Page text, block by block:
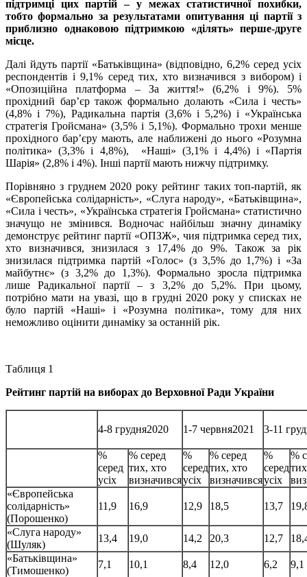
підтримці цих партій – у межах статистичної похибки,
тобто формально за результатами опитування ці партії з
приблизно однаковою підтримкою «ділять» перше-друге
місце.
Далі йдуть партії «Батьківщина» (відповідно, 6,2% серед усіх
респондентів і 9,1% серед тих, хто визначився з вибором) і
«Опозиційна платформа – За життя!» (6,2% і 9%). 5%
прохідний бар’єр також формально долають «Сила і честь»
(4,8% і 7%), Радикальна партія (3,6% і 5,2%) і «Українська
стратегія Гройсмана» (3,5% і 5,1%). Формально трохи менше
прохідного бар’єру мають, але наближені до нього «Розумна
політика» (3,3% і 4,8%), «Наші» (3,1% і 4,4%) і «Партія
Шарія» (2,8% і 4%). Інші партії мають нижчу підтримку.
Порівняно з груднем 2020 року рейтинг таких топ-партій, як
«Європейська солідарність», «Слуга народу», «Батьківщина»,
«Сила і честь», «Українська стратегія Гройсмана» статистично
значущо не змінився. Водночас найбільш значну динаміку
демонструє рейтинг партії «ОПЗЖ», чия підтримка серед тих,
хто визначився, знизилася з 17,4% до 9%. Також за рік
знизилася підтримка партій «Голос» (з 3,5% до 1,7%) і «За
майбутнє» (з 3,2% до 1,3%). Формально зросла підтримка
лише Радикальної партії – з 3,2% до 5,2%. При цьому,
потрібно мати на увазі, що в грудні 2020 року у списках не
було партій «Наші» і «Розумна політика», тому для них
неможливо оцінити динаміку за останній рік.
Таблиця 1
Рейтинг партій на виборах до Верховної Ради України
4-8 грудня2020 1-7 червня2021 3-11
%
серед
усіх
% серед
тих, хто
визначився
%
серед
усіх
% серед
тих, хто
визначився
%
серед
усіх
%
«Європейська
солідарність»
(Порошенко)
11,9 16,9 12,9 18,5 13,7
«Слуга народу»
(Шуляк)
13,4 19,0 14,2 20,3 12,7
«Батьківщина»
(Тимошенко)
7,1 10,1 8,4 12,0 6,2
9,1